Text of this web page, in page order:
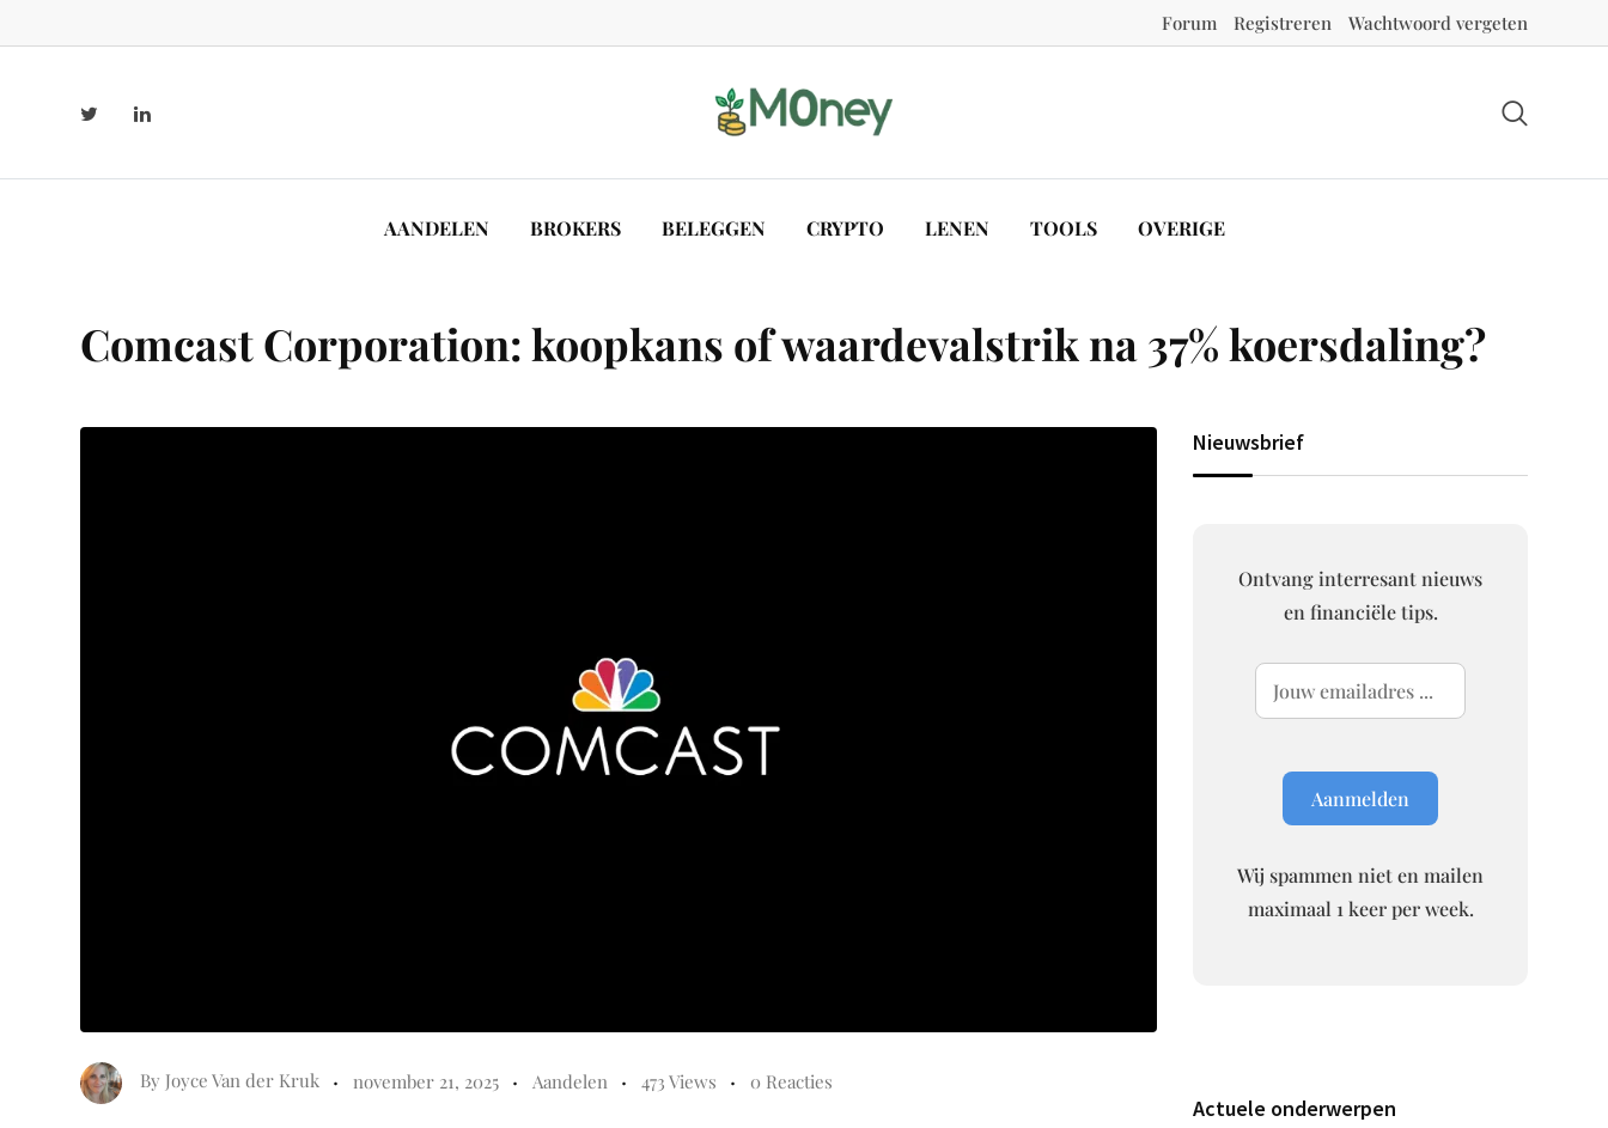
Forum Registreren Wachtwoord vergeten
AANDELEN BROKERS BELEGGEN CRYPTO LENEN TOOLS OVERIGE
Comcast Corporation: koopkans of waardevalstrik na 37% koersdaling?
By Joyce Van der Kruk november 21, 2025 Aandelen 473 Views 0 Reacties
Nieuwsbrief
Ontvang interresant nieuws
en financiële tips.
Wij spammen niet en mailen
maximaal 1 keer per week.
Actuele onderwerpen